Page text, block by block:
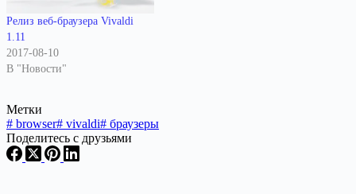
Релиз веб-браузера Vivaldi
1.11
2017-08-10
В "Новости"
Метки
# browser# vivaldi# браузеры
Поделитесь с друзьями